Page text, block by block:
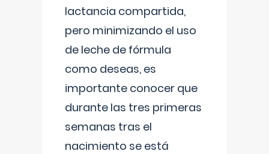
lactancia compartida,
pero minimizando el uso
de leche de fórmula
como deseas, es
importante conocer que
durante las tres primeras
semanas tras el
nacimiento se está